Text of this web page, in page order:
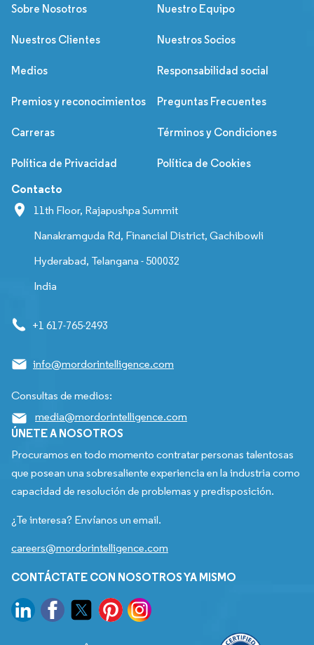
Sobre Nosotros Nuestro Equipo
Nuestros Clientes Nuestros Socios
Medios Responsabilidad social
Premios y reconocimientos Preguntas Frecuentes
Carreras Términos y Condiciones
Política de Privacidad Política de Cookies
Contacto
11th Floor, Rajapushpa Summit
Nanakramguda Rd, Financial District, Gachibowli
Hyderabad, Telangana - 500032
India
+1 617-765-2493
info@mordorintelligence.com
Consultas de medios:
media@mordorintelligence.com
ÚNETE A NOSOTROS
Procuramos en todo momento contratar personas talentosas
que posean una sobresaliente experiencia en la industria como
capacidad de resolución de problemas y predisposición.
¿Te interesa? Envíanos un email.
careers@mordorintelligence.com
CONTÁCTATE CON NOSOTROS YA MISMO